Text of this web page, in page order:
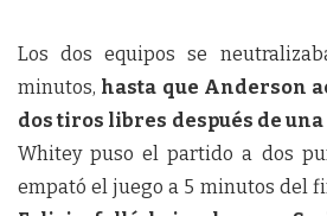
Los dos equipos se
minutos, hasta que Anderson
dos tiros libres después de
Whitey puso el partido a dos
empató el juego a 5 minutos del